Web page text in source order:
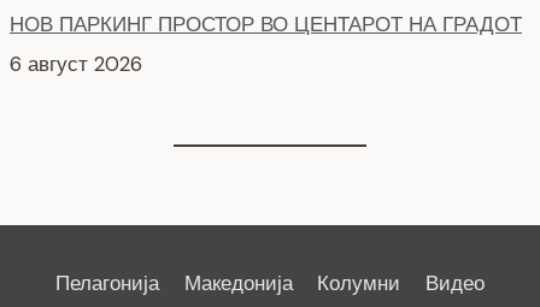
Пелагонија Македонија Колумни
Видео